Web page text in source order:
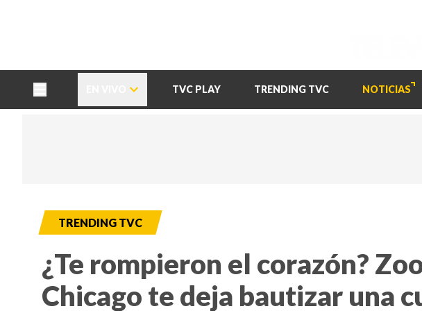
TVC PLAY TRENDING TVC NOTICIAS
TRENDING TVC
¿Te rompieron el corazón?
Chicago te deja bautizar una